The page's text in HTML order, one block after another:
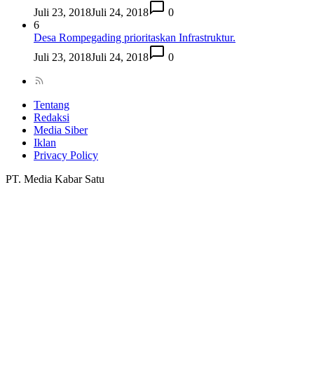
Juli 23, 2018Juli 24, 2018
0
6
Desa Rompegading prioritaskan Infrastruktur.
Juli 23, 2018Juli 24, 2018 0
Tentang
Redaksi
Media Siber
Iklan
Privacy Policy
PT. Media Kabar Satu